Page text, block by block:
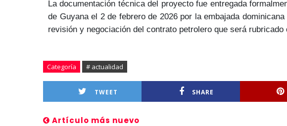
La documentación técnica del proyecto fue entregada
de Guyanael 2 de febrero de 2026 por la embajada
revisión y negociación del contrato petrolero que será rubricado
Categoría # actualidad
TWEET SHARE
Artículo más nuevo